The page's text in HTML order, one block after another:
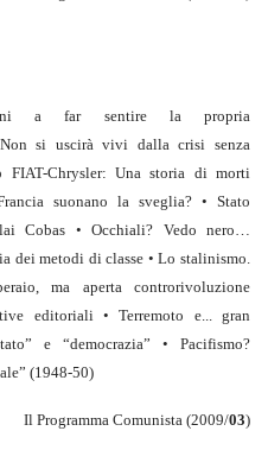
a far sentire la propria
si uscirà vivi dalla crisi senza
FIAT-Chrysler: Una storia di morti
suonano la sveglia? • Stato
Cobas • Occhiali? Vedo nero…
dei metodi di classe • Lo stalinismo.
ma aperta controrivoluzione
editoriali • Terremoto e... gran
e “democrazia” • Pacifismo?
(1948-50)
Il Programma Comunista (2009/03)